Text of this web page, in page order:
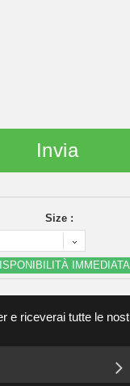
Invia
Size :
IMMEDIATA
e riceverai tutte le